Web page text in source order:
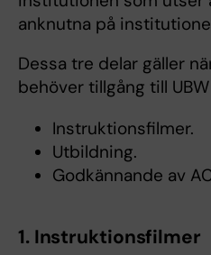
anknutna på
Dessa tre delar gäller
behöver tillgång till
Instruktionsfilmer.
Utbildning.
Godkännande av
1. Instruktionsfilmer